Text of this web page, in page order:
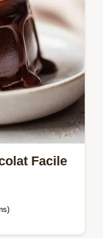
Facile